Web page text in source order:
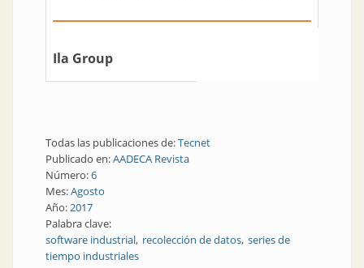
Ila Group
Todas las publicaciones de:Tecnet
Publicado en:AADECA Revista
Número:6
Mes:Agosto
Año:2017
Palabra clave:
software industrial recolección de datos series de
tiempo industriales